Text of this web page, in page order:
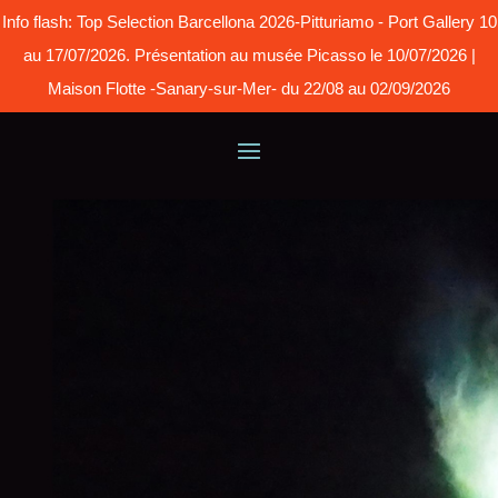
Info flash: Top Selection Barcellona 2026-Pitturiamo - Port Gallery 10
au 17/07/2026. Présentation au musée Picasso le 10/07/2026 |
Maison Flotte -Sanary-sur-Mer- du 22/08 au 02/09/2026